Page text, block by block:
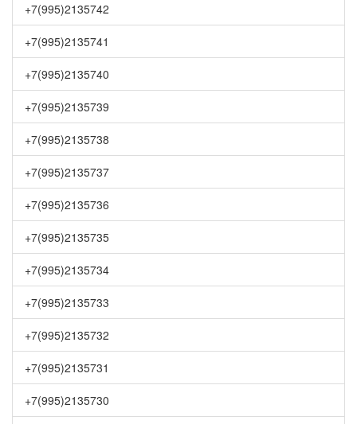
+7(995)2135742
+7(995)2135741
+7(995)2135740
+7(995)2135739
+7(995)2135738
+7(995)2135737
+7(995)2135736
+7(995)2135735
+7(995)2135734
+7(995)2135733
+7(995)2135732
+7(995)2135731
+7(995)2135730